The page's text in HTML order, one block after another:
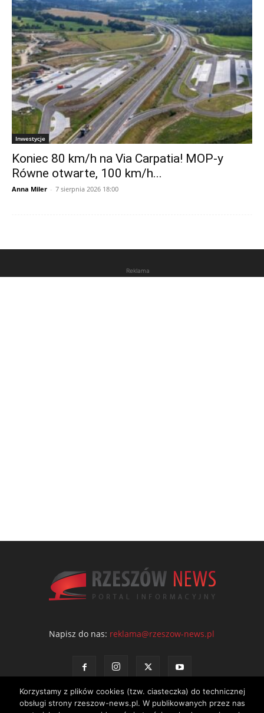
Inwestycje
Koniec 80 km/h na Via Carpatia! MOP-y
Równe otwarte, 100 km/h...
Anna Miler - 7 sierpnia 2026 18:00
Reklama
Napisz do nas: reklama@rzeszow-news.pl
Korzystamy z plików cookies (tzw. ciasteczka) do technicznej
obsługi strony rzeszow-news.pl. W publikowanych przez nas